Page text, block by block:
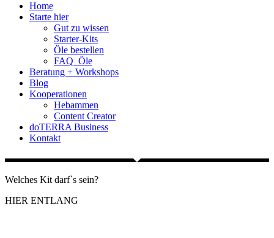
Home
Starte hier
Gut zu wissen
Starter-Kits
Öle bestellen
FAQ_Öle
Beratung + Workshops
Blog
Kooperationen
Hebammen
Content Creator
doTERRA Business
Kontakt
Welches Kit darf`s sein?
HIER ENTLANG